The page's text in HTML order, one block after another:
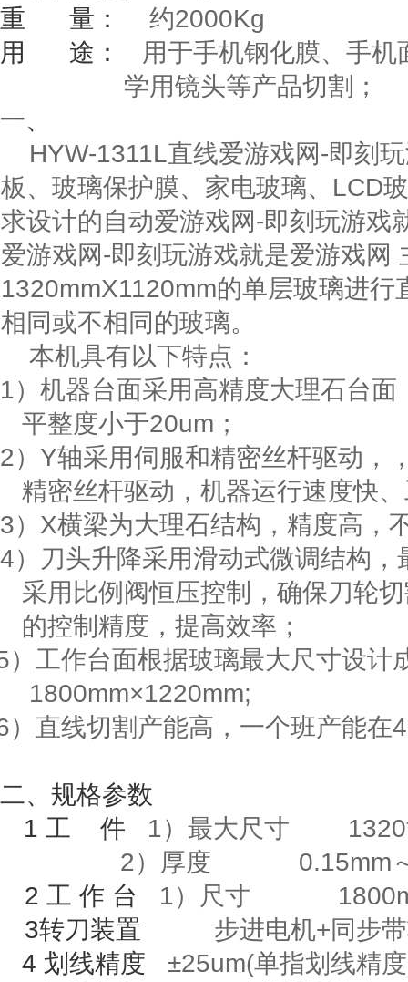
重
量： 约2000Kg
用
途：
用于手机钢化膜、手机
学用镜头等产品切割；
一、
HYW-1311L直线爱游戏网-即刻
板、玻璃保护膜、家电玻璃、LCD
求设计的自动爱游戏网-即刻玩游戏
爱游戏网-即刻玩游戏就是爱游戏网
1320mmX1120mm的单层玻璃进行
相同或不相同的玻璃。
本机具有以下特点：
1） 机器台面采用高精度大理石台
平整度小于20um ；
2） Y轴采用伺服和精密丝杆驱动，
精密丝杆驱动，机器运行速度快
3） X横梁为大理石结构，精度高，
4）刀头升降采用滑动式微调结构，
采用比例阀恒压控制，确保刀轮
的控制精度，提高效率；
）工作台面根据玻璃最大尺寸设计
1800mm×1220mm;
）直线切割产能高，一个班产能在
二、规格参数
1 工 件 1）最大尺寸
2）厚度
0.15mm
2工作 台 1）尺寸
3转刀装置 步进电机+同步
4划线精度 ±25um(单指划线精